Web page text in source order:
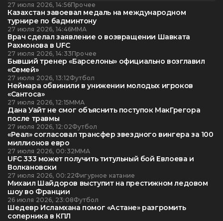
27 июля 2026, 14:56Прочее
Казахстан завоевал медаль на международном
турнире по бадминтону
27 июля 2026, 14:46ММА
Врач сделал заявление о возвращении Шавката
Рахмонова в UFC
27 июля 2026, 14:33Прочее
Бывший тренер «Барселоны» официально возглавил
«Семей»
27 июля 2026, 13:12Футбол
Неймара обвинили в унижении молодых игроков
«Сантоса»
27 июля 2026, 12:15ММА
Дана Уайт не смог объяснить поступок МакГрегора
после травмы
27 июля 2026, 12:02Футбол
«Реал» согласовал трансфер звездного вингера за 100
миллионов евро
27 июля 2026, 00:32ММА
UFC 333 может получить титульный бой Евлоева и
Волкановски
27 июля 2026, 00:22Фигурное катание
Михаил Шайдоров выступит на престижном ледовом
шоу во Франции
26 июля 2026, 23:08Футбол
Шедевр Исламхана помог «Астане» разгромить
соперника в КПЛ